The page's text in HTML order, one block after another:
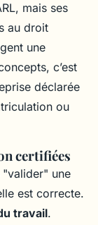
mais ses
au droit
une
c’est
déclarée
ou
certifiées
"valider" une
est correcte.
travail.